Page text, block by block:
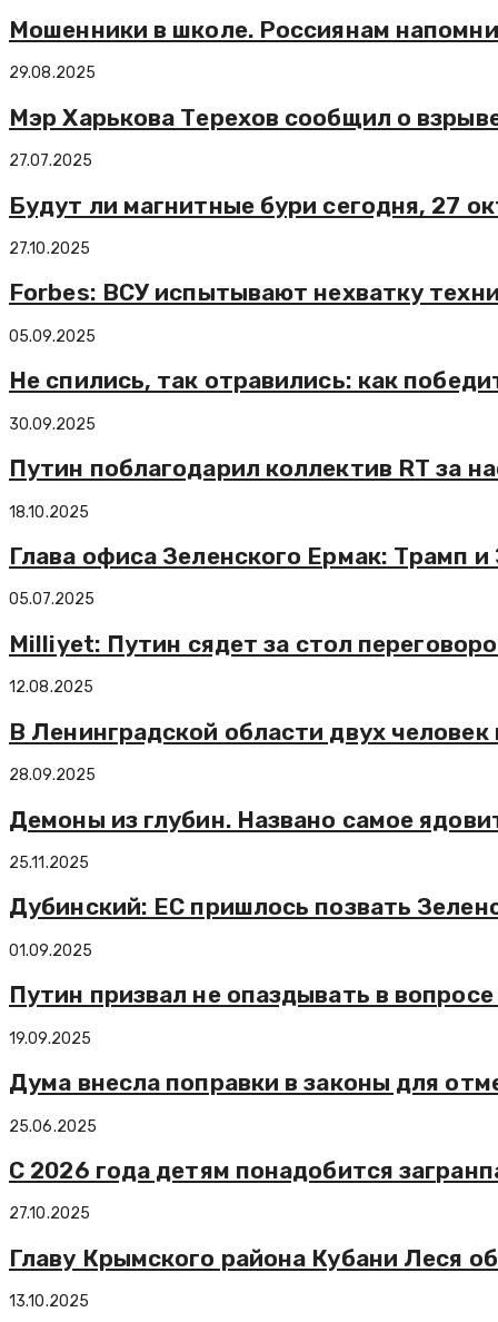
Мошенники в школе. Россиянам
29.08.2025
Мэр Харькова Терехов сообщил о
27.07.2025
Будут ли магнитные бури сегодня, 27
27.10.2025
Forbes: ВСУ испытывают нехватку
05.09.2025
Не спились, так отравились: как
30.09.2025
Путин поблагодарил коллектив RT за
18.10.2025
Глава офиса Зеленского Ермак: Трамп
05.07.2025
Milliyet: Путин сядет за стол
12.08.2025
В Ленинградской области двух
28.09.2025
Демоны из глубин. Названо самое
25.11.2025
Дубинский: ЕС пришлось позвать
01.09.2025
Путин призвал не опаздывать в
19.09.2025
Дума внесла поправки в законы для
25.06.2025
С 2026 года детям понадобится
27.10.2025
Главу Крымского района Кубани Леся
13.10.2025